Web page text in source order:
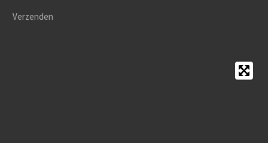
Verzenden